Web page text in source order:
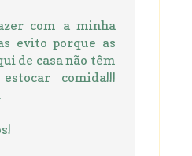
com a minha
evito porque as
de casa não têm
comida!!!